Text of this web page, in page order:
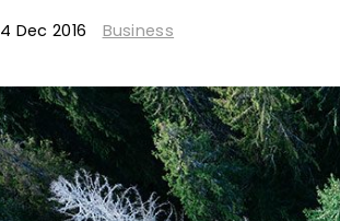
4 Dec 2016 Business